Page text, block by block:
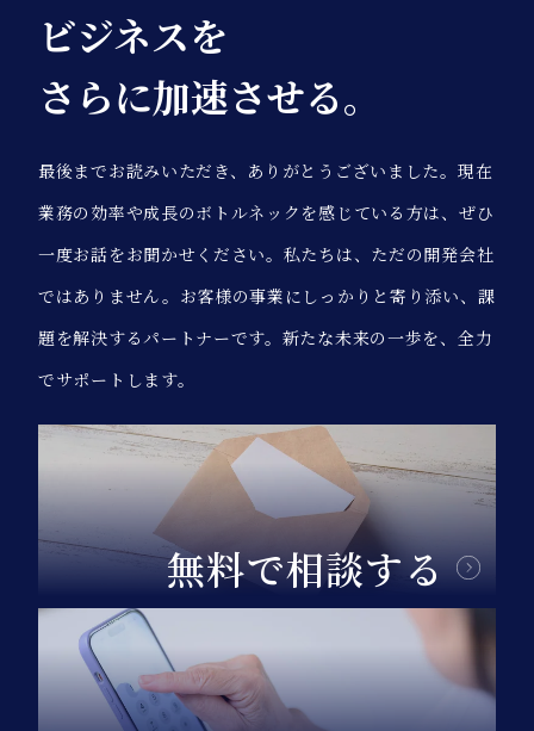
ビジネスを
さらに加速させる。
最後までお読みいただき、ありがとうございました。現在
業務の効率や成長のボトルネックを感じている方は、ぜひ
一度お話をお聞かせください。私たちは、ただの開発会社
ではありません。お客様の事業にしっかりと寄り添い、課
題を解決するパートナーです。新たな未来の一歩を、全力
でサポートします。
無料で相談する